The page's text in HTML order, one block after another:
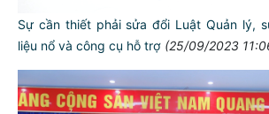
Sự cần thiết phải sửa đổi Luật Quản lý,
liệu nổ và công cụ hỗ trợ (25/09/2023